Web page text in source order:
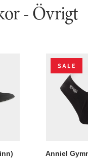
- Övrigt
Anniel